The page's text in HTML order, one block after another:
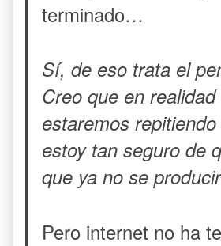
terminado…
Sí, de eso trata el
Creo que en
estaremos
estoy tan seguro de
que ya no se
Pero internet no ha